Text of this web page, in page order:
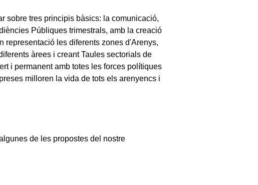
sobre tres principis bàsics: la comunicació,
Públiques trimestrals, amb la creació
representació les diferents zones d'Arenys,
àrees i creant Taules sectorials de
i permanent amb totes les forces polítiques
milloren la vida de tots els arenyencs i
de les propostes del nostre